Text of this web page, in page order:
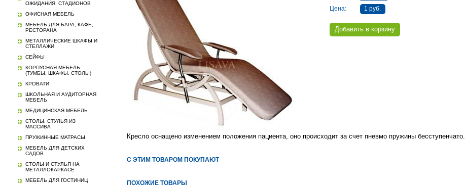
ОЖИДАНИЯ, СТАДИОНОВ
ОФИСНАЯ МЕБЕЛЬ
МЕБЕЛЬ ДЛЯ БАРА, КАФЕ,
РЕСТОРАНА
МЕТАЛЛИЧЕСКИЕ ШКАФЫ И
СТЕЛЛАЖИ
СЕЙФЫ
КОРПУСНАЯ МЕБЕЛЬ
(ТУМБЫ, ШКАФЫ, СТОЛЫ)
КРОВАТИ
ШКОЛЬНАЯ И АУДИТОРНАЯ
МЕБЕЛЬ
МЕДИЦИНСКАЯ МЕБЕЛЬ
СТОЛЫ, СТУЛЬЯ ИЗ
МАССИВА
ПРУЖИННЫЕ МАТРАСЫ
МЕБЕЛЬ ДЛЯ ДЕТСКИХ
САДОВ
СТОЛЫ И СТУЛЬЯ НА
МЕТАЛЛОКАРКАСЕ
МЕБЕЛЬ ДЛЯ ГОСТИНИЦ
Цена: 1 руб.
Кресло оснащено изменением положения пациента, оно происходит за счет пневмо пружины бесступенчато.
С ЭТИМ ТОВАРОМ ПОКУПАЮТ
ПОХОЖИЕ ТОВАРЫ